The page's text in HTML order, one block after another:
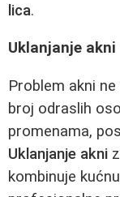
lica.
Uklanjanje
Problem akni
broj odraslih
promenama,
Uklanjanje akni
kombinuje